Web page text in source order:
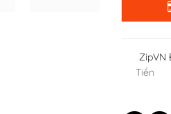
ZipVN
Tiền